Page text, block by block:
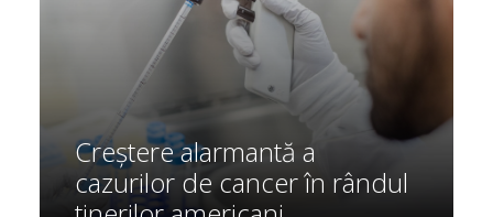
Creștere alarmantă a
cazurilor de cancer în rândul